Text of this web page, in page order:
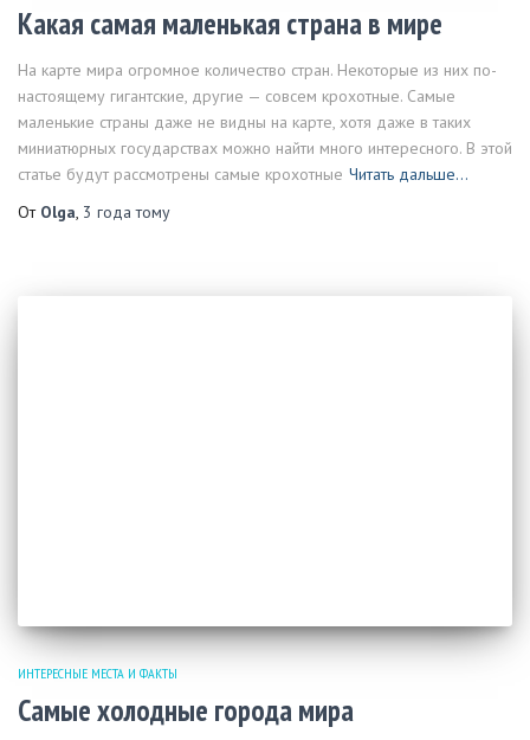
Какая самая маленькая страна в мире
На карте мира огромное количество стран. Некоторые из них по-
настоящему гигантские, другие — совсем крохотные. Самые
маленькие страны даже не видны на карте, хотя даже в таких
миниатюрных государствах можно найти много интересного. В этой
статье будут рассмотрены самые крохотные Читать дальше…
От Olga, 3 года тому
ИНТЕРЕСНЫЕ МЕСТА И ФАКТЫ
Самые холодные города мира